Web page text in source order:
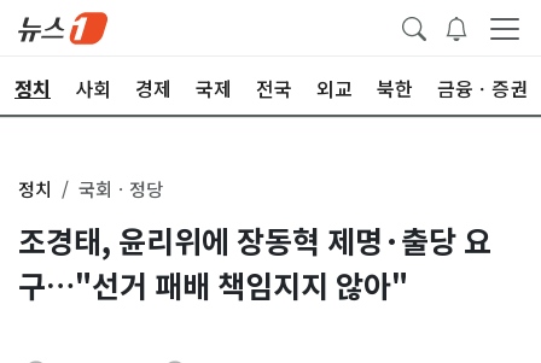
정치 사회 경제 국제 전국 외교 북한 금융ㆍ증권
정치 국회ㆍ정당
조경태, 윤리위에 장동혁 제명·출당 요
구…"선거 패배 책임지지 않아"